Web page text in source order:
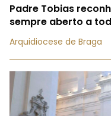
Padre Tobias
sempre aberto a
Arquidiocese de Braga